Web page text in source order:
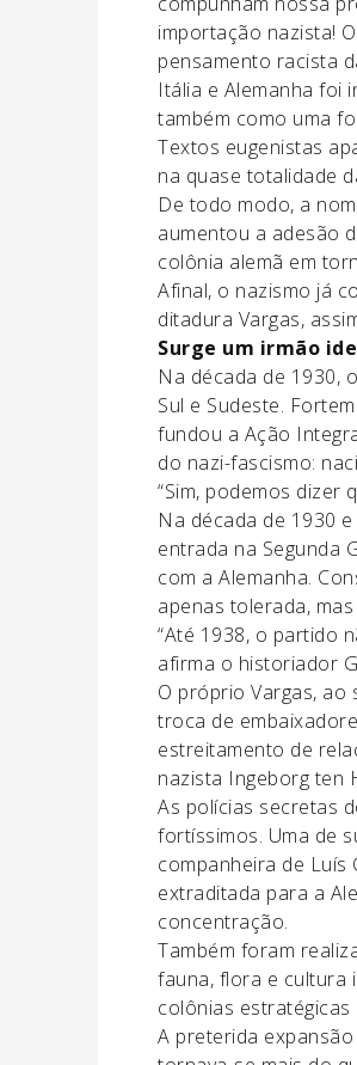
importação nazista!
pensamento racista
Itália e Alemanha foi
também como uma
Textos eugenistas
na quase totalidade
De todo modo, a
aumentou a adesão
colônia alemã em
Afinal, o nazismo já
ditadura Vargas,
Surge um irmão
Na década de 1930,
Sul e Sudeste.
fundou a Ação
do nazi-fascismo:
“Sim, podemos dizer
Na década de 1930
entrada na Segunda
com a Alemanha.
apenas tolerada,
“Até 1938, o partido
afirma o historiador
O próprio Vargas,
troca de
estreitamento de
nazista Ingeborg ten
As polícias secretas
fortíssimos. Uma de
companheira de Luís
extraditada para a
concentração.
Também foram
fauna, flora e cultura
colônias estratégicas
A preterida